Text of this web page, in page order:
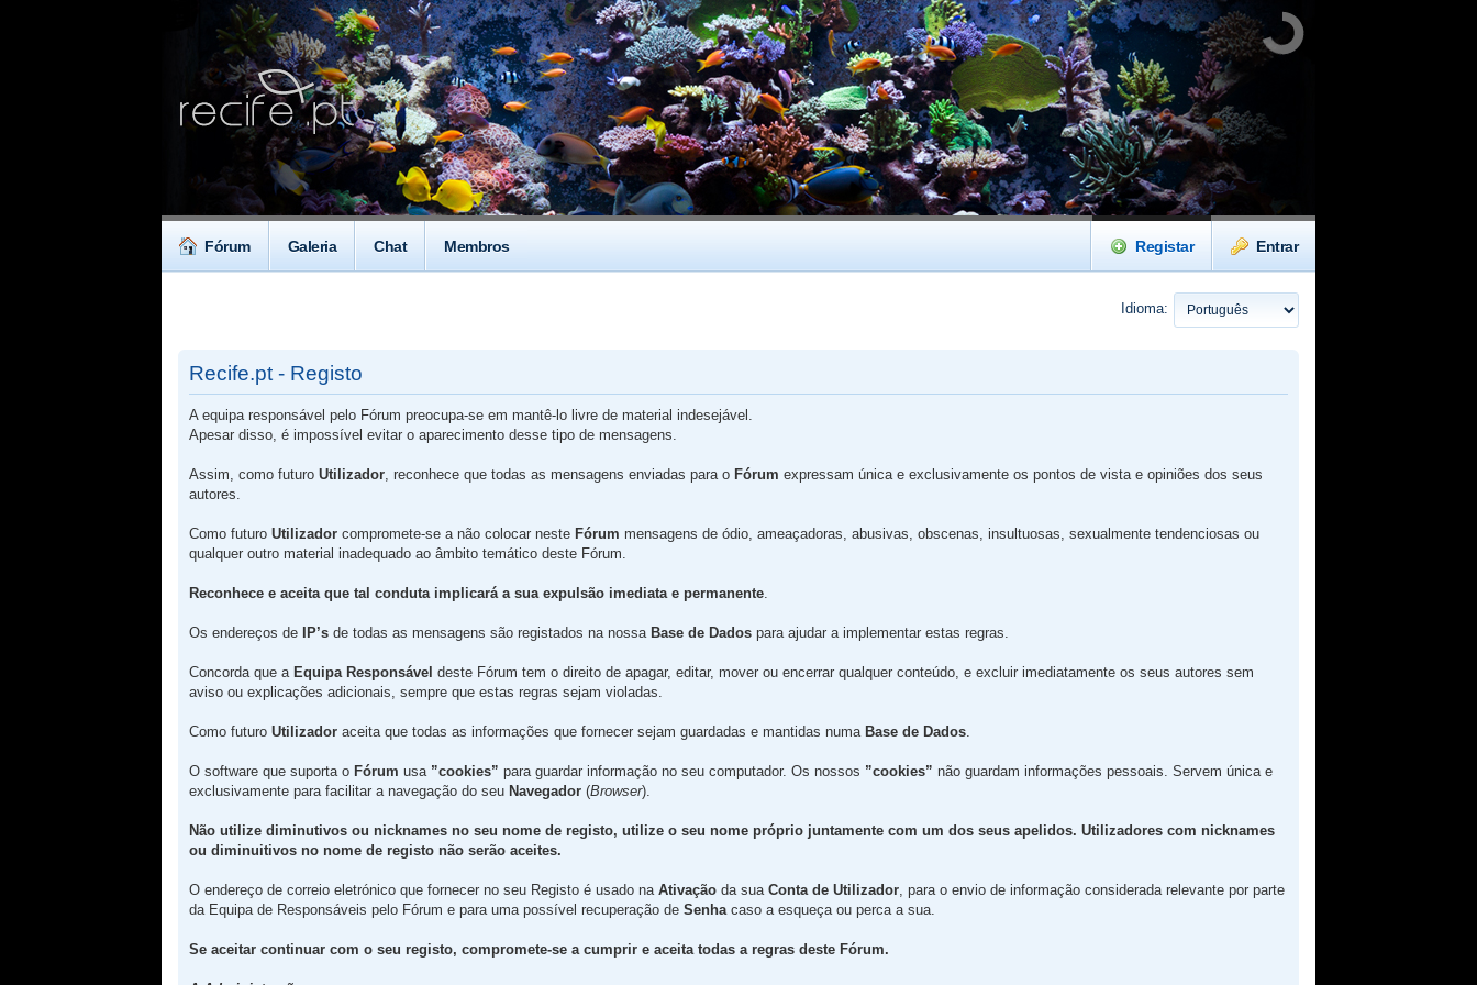
Fórum Galeria Chat Membros Entrar
Registar
Idioma:
Recife.pt - Registo
A equipa responsável pelo Fórum preocupa-se em mantê-lo livre de material indesejável.
Apesar disso, é impossível evitar o aparecimento desse tipo de mensagens.
Assim, como futuro Utilizador , reconhece que todas as mensagens enviadas para o Fórum expressam única e exclusivamente os pontos de vista e opiniões dos seus
autores.
Como futuro Utilizador compromete-se a não colocar neste Fórum mensagens de ódio, ameaçadoras, abusivas, obscenas, insultuosas, sexualmente tendenciosas ou
qualquer outro material inadequado ao âmbito temático deste Fórum.
Reconhece e aceita que tal conduta implicará a sua expulsão imediata e permanente
Os endereços de IP’s de todas as mensagens são registados na nossa Base de Dados para ajudar a implementar estas regras.
Concorda que a Equipa Responsável deste Fórum tem o direito de apagar, editar, mover ou encerrar qualquer conteúdo, e excluir imediatamente os seus autores sem
aviso ou explicações adicionais, sempre que estas regras sejam violadas.
Como futuro Utilizador aceita que todas as informações que fornecer sejam guardadas e mantidas numa Base de Dados
O software que suporta o Fórum usa ”cookies” para guardar informação no seu computador. Os nossos ”cookies” não guardam informações pessoais. Servem única e
exclusivamente para facilitar a navegação do seu Navegador (Browser).
Não utilize diminutivos ou nicknames no seu nome de registo, utilize o seu nome próprio juntamente com um dos seus apelidos. Utilizadores com nicknames
ou diminuitivos no nome de registo não serão aceites.
O endereço de correio eletrónico que fornecer no seu Registo é usado na Ativação da sua Conta de Utilizador , para o envio de informação considerada relevante por parte
da Equipa de Responsáveis pelo Fórum e para uma possível recuperação de Senha caso a esqueça ou perca a sua.
Se aceitar continuar com o seu registo, compromete-se a cumprir e aceita todas a regras deste Fórum.